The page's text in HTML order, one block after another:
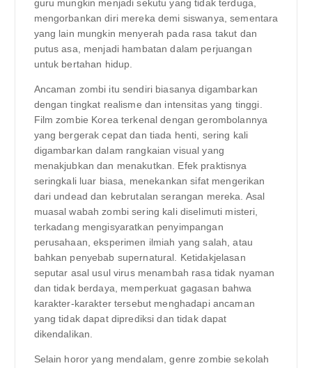
guru mungkin menjadi sekutu yang tidak terduga,
mengorbankan diri mereka demi siswanya, sementara
yang lain mungkin menyerah pada rasa takut dan
putus asa, menjadi hambatan dalam perjuangan
untuk bertahan hidup.
Ancaman zombi itu sendiri biasanya digambarkan
dengan tingkat realisme dan intensitas yang tinggi.
Film zombie Korea terkenal dengan gerombolannya
yang bergerak cepat dan tiada henti, sering kali
digambarkan dalam rangkaian visual yang
menakjubkan dan menakutkan. Efek praktisnya
seringkali luar biasa, menekankan sifat mengerikan
dari undead dan kebrutalan serangan mereka. Asal
muasal wabah zombi sering kali diselimuti misteri,
terkadang mengisyaratkan penyimpangan
perusahaan, eksperimen ilmiah yang salah, atau
bahkan penyebab supernatural. Ketidakjelasan
seputar asal usul virus menambah rasa tidak nyaman
dan tidak berdaya, memperkuat gagasan bahwa
karakter-karakter tersebut menghadapi ancaman
yang tidak dapat diprediksi dan tidak dapat
dikendalikan.
Selain horor yang mendalam, genre zombie sekolah